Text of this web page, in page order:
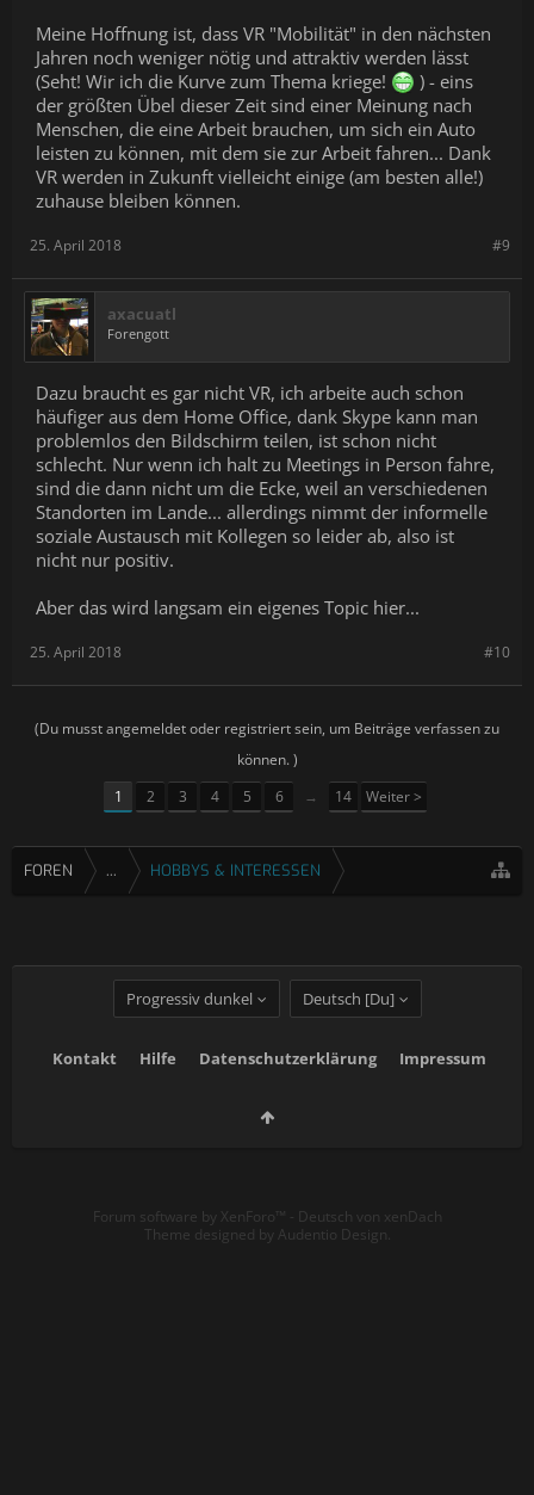
Meine Hoffnung ist, dass VR "Mobilität" in den nächsten
Jahren noch weniger nötig und attraktiv werden lässt
(Seht! Wir ich die Kurve zum Thema kriege!
) - eins
der größten Übel dieser Zeit sind einer Meinung nach
Menschen, die eine Arbeit brauchen, um sich ein Auto
leisten zu können, mit dem sie zur Arbeit fahren... Dank
VR werden in Zukunft vielleicht einige (am besten alle!)
zuhause bleiben können.
#9
25. April 2018
axacuatl
Forengott
Dazu braucht es gar nicht VR, ich arbeite auch schon
häufiger aus dem Home Office, dank Skype kann man
problemlos den Bildschirm teilen, ist schon nicht
schlecht. Nur wenn ich halt zu Meetings in Person fahre,
sind die dann nicht um die Ecke, weil an verschiedenen
Standorten im Lande... allerdings nimmt der informelle
soziale Austausch mit Kollegen so leider ab, also ist
nicht nur positiv.
Aber das wird langsam ein eigenes Topic hier...
#10
25. April 2018
(Du musst angemeldet oder registriert sein, um Beiträge verfassen zu
können. )
1
2 3 4 5 6 → 14 Weiter >
FOREN ... HOBBYS & INTERESSEN
Progressiv dunkel Deutsch [Du]
Kontakt Hilfe Datenschutzerklärung Impressum
Forum software by XenForo™ - Deutsch von xenDach
Theme designed by Audentio Design.